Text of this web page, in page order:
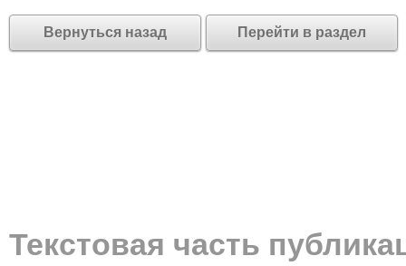
Вернуться назад Перейти в раздел
Текстовая часть